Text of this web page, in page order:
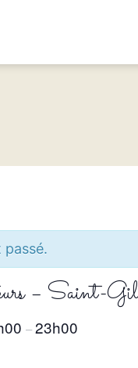
passé.
– Saint-
–23h00